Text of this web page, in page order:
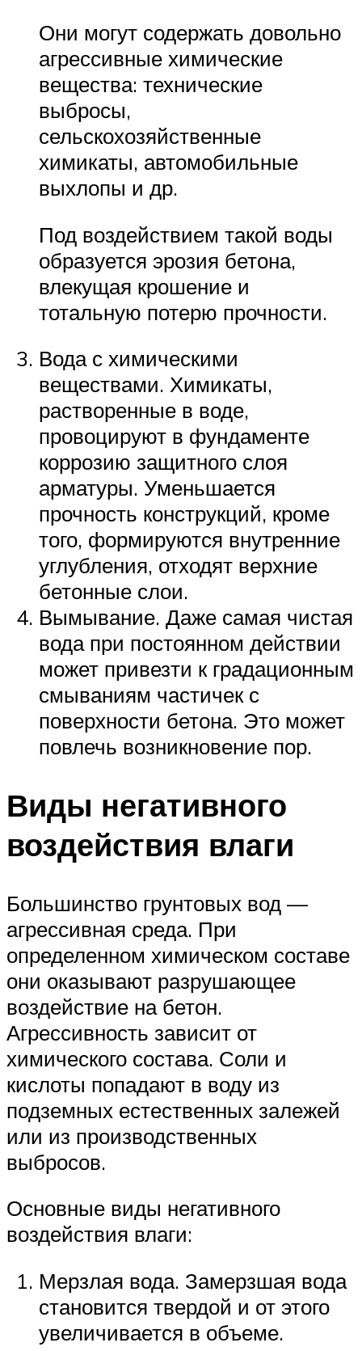
Они могут содержать довольно
агрессивные химические
вещества: технические
выбросы,
сельскохозяйственные
химикаты, автомобильные
выхлопы и др.
Под воздействием такой воды
образуется эрозия бетона,
влекущая крошение и
тотальную потерю прочности.
Вода с химическими
веществами. Химикаты,
растворенные в воде,
провоцируют в фундаменте
коррозию защитного слоя
арматуры. Уменьшается
прочность конструкций, кроме
того, формируются внутренние
углубления, отходят верхние
бетонные слои.
Вымывание. Даже самая чистая
вода при постоянном действии
может привезти к градационным
смываниям частичек с
поверхности бетона. Это может
повлечь возникновение пор.
Виды негативного
воздействия влаги
Большинство грунтовых вод —
агрессивная среда. При
определенном химическом составе
они оказывают разрушающее
воздействие на бетон.
Агрессивность зависит от
химического состава. Соли и
кислоты попадают в воду из
подземных естественных залежей
или из производственных
выбросов.
Основные виды негативного
воздействия влаги:
Мерзлая вода. Замерзшая вода
становится твердой и от этого
увеличивается в объеме.